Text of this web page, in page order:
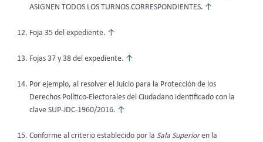
ASIGNEN TODOS LOS TURNOS CORRESPONDIENTES. ↑
Foja 35 del expediente. ↑
Fojas 37 y 38 del expediente. ↑
Por ejemplo, al resolver el Juicio para la Protección de los
Derechos Político-Electorales del Ciudadano identificado con la
clave SUP-JDC-1960/2016. ↑
Conforme al criterio establecido por la Sala Superioren la